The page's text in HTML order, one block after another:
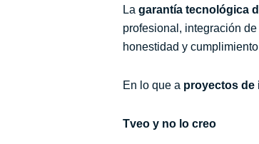
La garantía tecnológica
profesional, integración
honestidad y
En lo que a proyectos de
Tveo y no lo creo